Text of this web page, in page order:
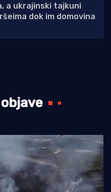
a ukrajinski tajkuni
dok im domovina